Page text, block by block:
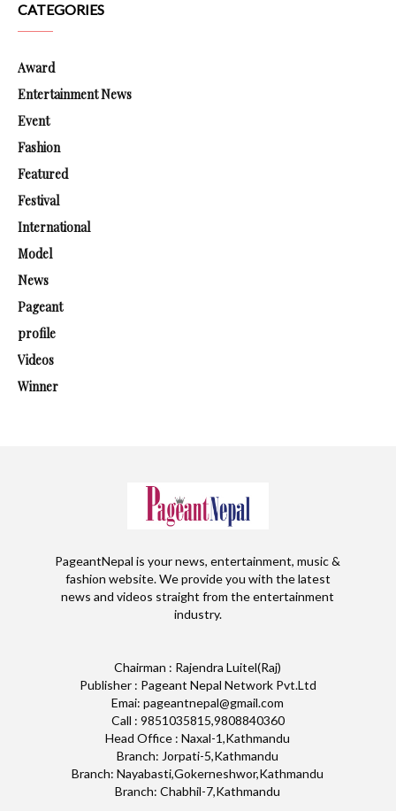
CATEGORIES
Award
Entertainment News
Event
Fashion
Featured
Festival
International
Model
News
Pageant
profile
Videos
Winner
PageantNepal is your news, entertainment, music &
fashion website. We provide you with the latest
news and videos straight from the entertainment
industry.
Chairman : Rajendra Luitel(Raj)
Publisher : Pageant Nepal Network Pvt.Ltd
Emai: pageantnepal@gmail.com
Call : 9851035815,9808840360
Head Office : Naxal-1,Kathmandu
Branch: Jorpati-5,Kathmandu
Branch: Nayabasti,Gokerneshwor,Kathmandu
Branch: Chabhil-7,Kathmandu